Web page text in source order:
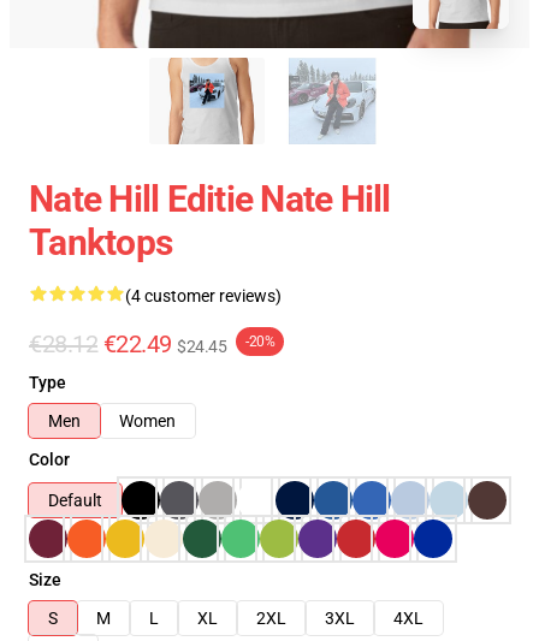
Nate Hill Editie Nate Hill
Tanktops
(4 customer reviews)
€28.12 €22.49 $24.45 -20%
Type
Men
Women
Color
Default
Size
S
M L XL 2XL 3XL
4XL